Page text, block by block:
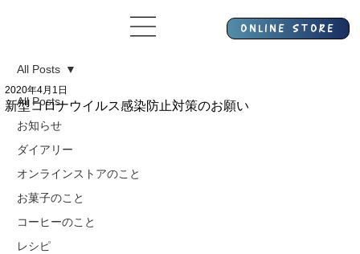
All Posts
お知らせ
ダイアリー
オンラインストアのこと
お菓子のこと
コーヒーのこと
レシピ
All Posts
新型コロナウイルス感染防止対策のお願い
2020年4月1日